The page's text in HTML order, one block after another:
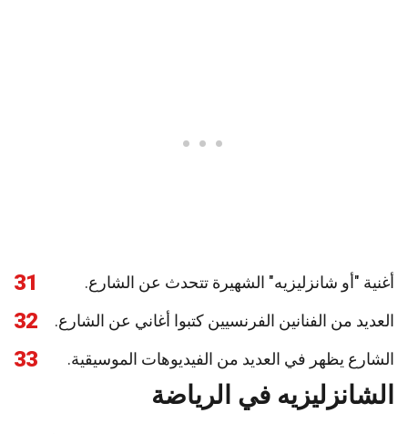
31 أغنية "أو شانزليزيه" الشهيرة تتحدث عن الشارع.
32 العديد من الفنانين الفرنسيين كتبوا أغاني عن الشارع.
33 الشارع يظهر في العديد من الفيديوهات الموسيقية.
الشانزليزيه في الرياضة